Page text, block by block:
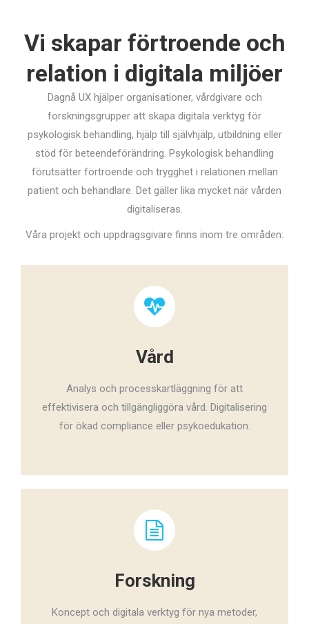
Vi skapar förtroende och
relation i digitala miljöer
Dagnå UX hjälper organisationer, vårdgivare och
forskningsgrupper att skapa digitala verktyg för
psykologisk behandling, hjälp till självhjälp, utbildning eller
stöd för beteendeförändring. Psykologisk behandling
förutsätter förtroende och trygghet i relationen mellan
patient och behandlare. Det gäller lika mycket när vården
digitaliseras.
Våra projekt och uppdragsgivare finns inom tre områden:
Vård
Analys och processkartläggning för att
effektivisera och tillgängliggöra vård. Digitalisering
för ökad compliance eller psykoedukation.
Forskning
Koncept och digitala verktyg för nya metoder,